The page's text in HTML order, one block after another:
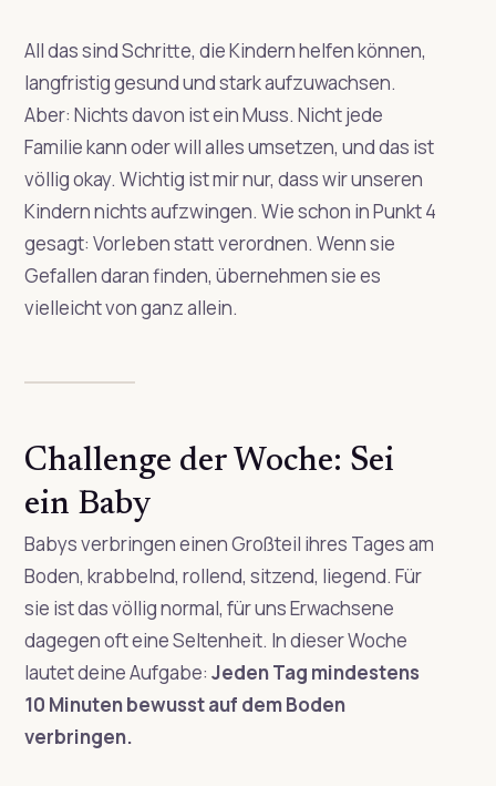
All das sind Schritte, die Kindern helfen können,
langfristig gesund und stark aufzuwachsen.
Aber: Nichts davon ist ein Muss. Nicht jede
Familie kann oder will alles umsetzen, und das ist
völlig okay. Wichtig ist mir nur, dass wir unseren
Kindern nichts aufzwingen. Wie schon in Punkt 4
gesagt: Vorleben statt verordnen. Wenn sie
Gefallen daran finden, übernehmen sie es
vielleicht von ganz allein.
Challenge der Woche: Sei
ein Baby
Babys verbringen einen Großteil ihres Tages am
Boden, krabbelnd, rollend, sitzend, liegend. Für
sie ist das völlig normal, für uns Erwachsene
dagegen oft eine Seltenheit. In dieser Woche
lautet deine Aufgabe: Jeden Tag mindestens
10 Minuten bewusst auf dem Boden
verbringen.